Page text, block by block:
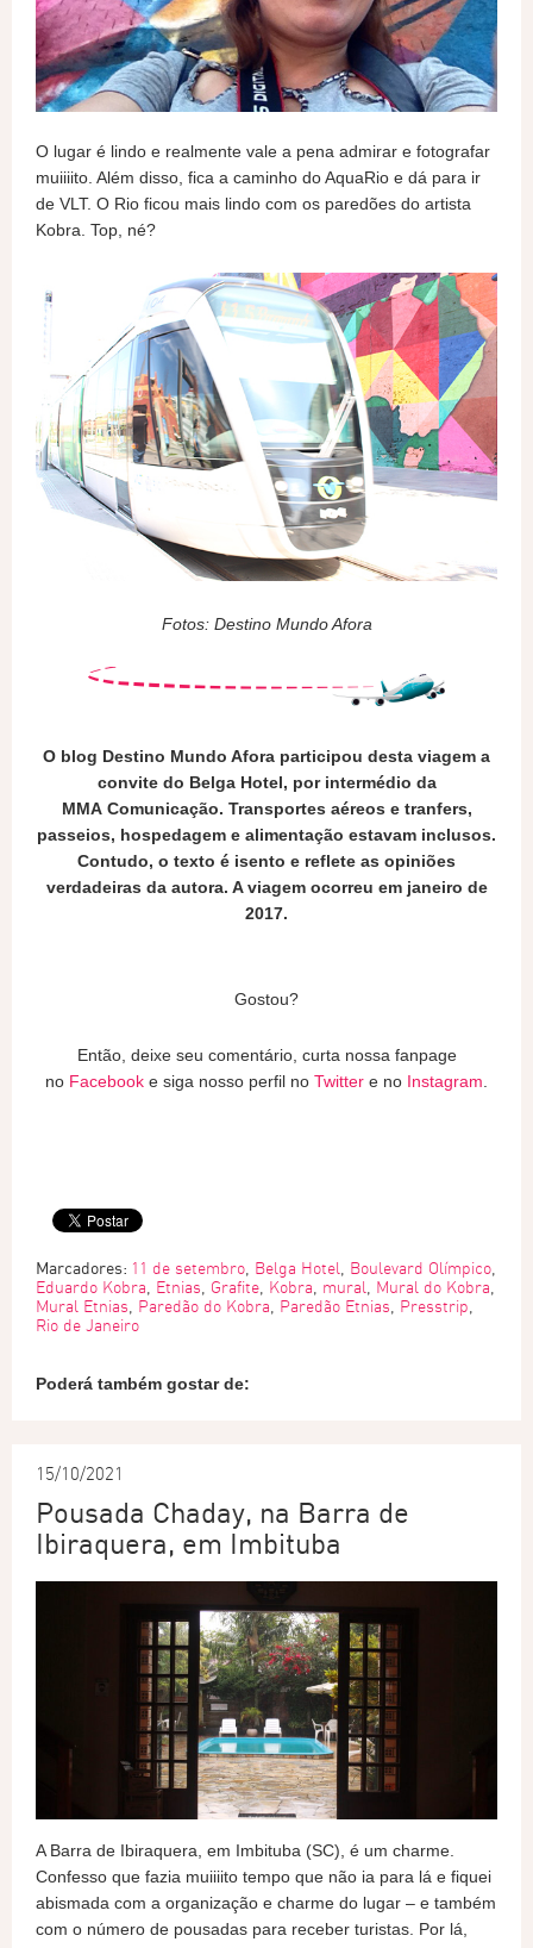
O lugar é lindo e realmente vale a pena admirar e fotografar
muiiiito. Além disso, fica a caminho do AquaRio e dá para ir
de VLT. O Rio ficou mais lindo com os paredões do artista
Kobra. Top, né?
Fotos: Destino Mundo Afora
O blog Destino Mundo Afora participou desta viagem a
convite do Belga Hotel, por intermédio da
MMA Comunicação. Transportes aéreos e tranfers,
passeios, hospedagem e alimentação estavam inclusos.
Contudo, o texto é isento e reflete as opiniões
verdadeiras da autora. A viagem ocorreu em janeiro de
2017.
Gostou?
Então, deixe seu comentário, curta nossa fanpage
no Facebook e siga nosso perfil no Twitter e no Instagram
Marcadores: 11 de setembro Belga Hotel Boulevard Olímpico
Eduardo Kobra Etnias Grafite Kobra mural Mural do Kobra
Mural Etnias Paredão do Kobra Paredão Etnias Presstrip
Rio de Janeiro
Poderá também gostar de:
15/10/2021
Pousada Chaday, na Barra de
Ibiraquera, em Imbituba
A Barra de Ibiraquera, em Imbituba (SC), é um charme.
Confesso que fazia muiiiito tempo que não ia para lá e fiquei
abismada com a organização e charme do lugar – e também
com o número de pousadas para receber turistas. Por lá,